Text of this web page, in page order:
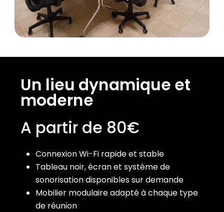
Un lieu dynamique et
moderne
A partir de 80€
Connexion Wi-Fi rapide et stable
Tableau noir, écran et système de
sonorisation disponibles sur demande
Mobilier modulaire adapté à chaque type
de réunion